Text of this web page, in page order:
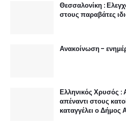
Θεσσαλονίκη :
στους παραβάτες
Ανακοίνωση -
Ελληνικός Χρυσός :
απέναντι στους
καταγγέλει ο Δήμος